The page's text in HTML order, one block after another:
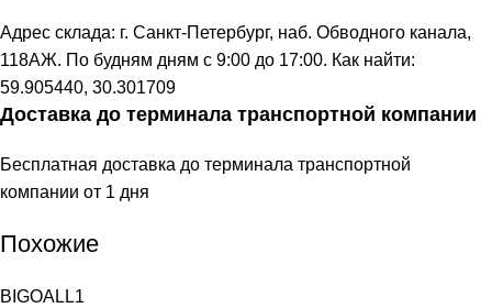
Адрес склада: г. Санкт-Петербург, наб. Обводного канала,
118АЖ. По будням дням с 9:00 до 17:00. Как найти:
59.905440, 30.301709
Доставка до терминала транспортной компании
Бесплатная доставка до терминала транспортной
компании от 1 дня
Похожие
BIGOAL L1